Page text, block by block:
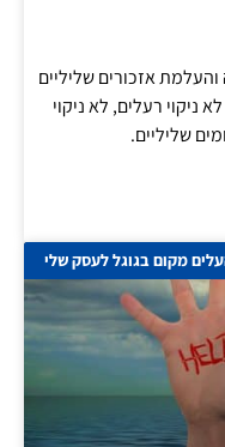
אזכורים שליליים
ניקוי רעלים, לא ניקוי
שליליים.
מקום בגוגל לעסק שלי